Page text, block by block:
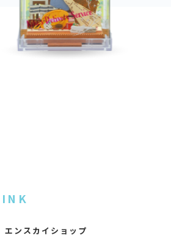
エンスカイショップ